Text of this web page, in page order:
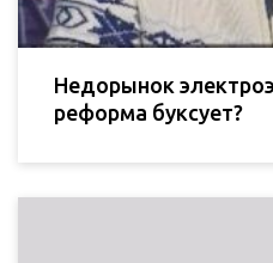
Недорынок
реформа буксует?